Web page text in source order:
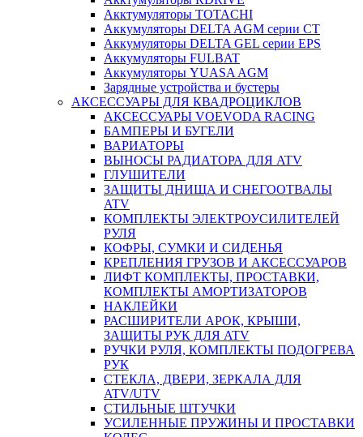
Акктумуляторы TOTACHI
Аккумуляторы DELTA AGM серии CT
Аккумуляторы DELTA GEL серии EPS
Аккумуляторы FULBAT
Аккумуляторы YUASA AGM
Зарядные устройства и бустеры
АКСЕССУАРЫ ДЛЯ КВАДРОЦИКЛОВ
АКСЕССУАРЫ VOEVODA RACING
БАМПЕРЫ И БУГЕЛИ
ВАРИАТОРЫ
ВЫНОСЫ РАДИАТОРА ДЛЯ ATV
ГЛУШИТЕЛИ
ЗАЩИТЫ ДНИЩА И СНЕГООТВАЛЫ
ATV
КОМПЛЕКТЫ ЭЛЕКТРОУСИЛИТЕЛЕЙ
РУЛЯ
КОФРЫ, СУМКИ И СИДЕНЬЯ
КРЕПЛЕНИЯ ГРУЗОВ И АКСЕССУАРОВ
ЛИФТ КОМПЛЕКТЫ, ПРОСТАВКИ,
КОМПЛЕКТЫ АМОРТИЗАТОРОВ
НАКЛЕЙКИ
РАСШИРИТЕЛИ АРОК, КРЫШИ,
ЗАЩИТЫ РУК ДЛЯ ATV
РУЧКИ РУЛЯ, КОМПЛЕКТЫ ПОДОГРЕВА
РУК
СТЕКЛА, ДВЕРИ, ЗЕРКАЛА ДЛЯ
ATV/UTV
СТИЛЬНЫЕ ШТУЧКИ
УСИЛЕННЫЕ ПРУЖИНЫ И ПРОСТАВКИ